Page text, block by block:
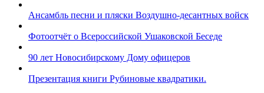
Ансамбль песни и пляски Воздушно-десантных войск
Фотоотчёт о Всероссийской Ушаковской Беседе
90 лет Новосибирскому Дому офицеров
Презентация книги Рубиновые квадратики.